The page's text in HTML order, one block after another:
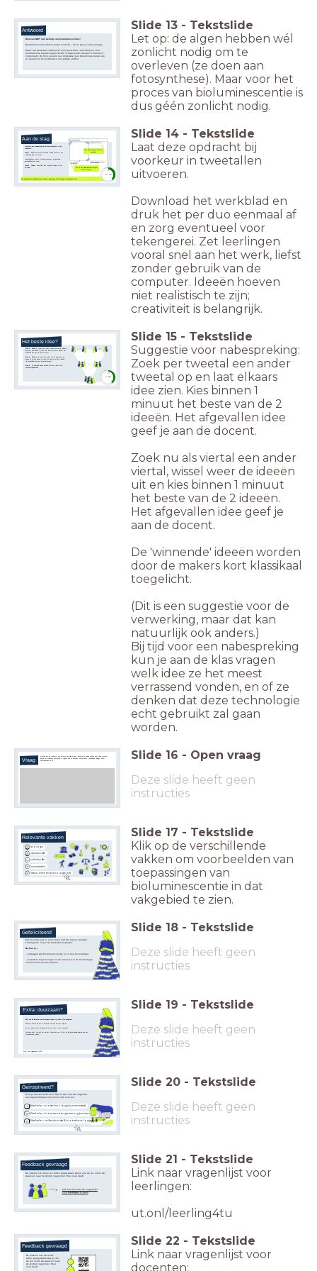
Antwoord
Wat kan NIET met behulp van bioluminescentie?
Bioluminescentie werkt zonder zonlicht – het is geen zonne-energie.
Maar: het wordt wel onderzocht voor duurzame verlichting en voor
biomedische toepassingen (zoals lichtgevende tumoren in medisch
onderzoek). Bij het zuiveren van drinkwater kan bioluminescentie een
rol spelen bij het ontdekken van giftige stoffen.
Slide 13 - Tekstslide
Let op: de algen hebben wél
zonlicht nodig om te
overleven (ze doen aan
fotosynthese). Maar voor het
proces van bioluminescentie is
dus géén zonlicht nodig.
Aan de slag
Ontwerp een toepassing van bioluminescentie in de
toekomst.
Stap 1 - Vormeen tweetal en kies in welke context je een
toepassing gaat ontwerpen:
stad/openbare ruimte, mode/accessoires, wetenschap,
gezondheidszorg, kunst.
Stap 2 - Teken
/ beschrijf je idee (volg de stappen op het
werkblad).
Wat is het bioluminescente aspect
van je ontwerp?
Voor welk probleem is dit een
oplossing?
Het ingevulde werkblad moet zonder mondelinge toelichting te begrijpen zijn!
12:00
Slide 14 - Tekstslide
Laat deze opdracht bij
voorkeur in tweetallen
uitvoeren.
Download het werkblad en
druk het per duo eenmaal af
en zorg eventueel voor
tekengerei. Zet leerlingen
vooral snel aan het werk, liefst
zonder gebruik van de
computer. Ideeën hoeven
niet realistisch te zijn;
creativiteit is belangrijk.
Het beste idee?
Stap 3 - Zoekper tweetal een ander tweetal op en laat elkaars
idee zien. Kies binnen 1 minuut het beste van de 2 ideeën. Het
afgevallen idee geef je aan de docent.
Stap 4 - Zoeknu als viertal een ander viertal, wissel weer de
ideeën uit en kies binnen 1 minuut het beste van de 2 ideeën.
Het afgevallen idee geef je aan de docent.
Stap 5
- De 'winnende' ideeën worden door de makers kort
klassikaaltoegelicht.
Slide 15 - Tekstslide
Suggestie voor nabespreking:
Zoek per tweetal een ander
tweetal op en laat elkaars
idee zien. Kies binnen 1
minuut het beste van de 2
ideeën. Het afgevallen idee
geef je aan de docent.
Zoek nu als viertal een ander
viertal, wissel weer de ideeën
uit en kies binnen 1 minuut
het beste van de 2 ideeën.
Het afgevallen idee geef je
aan de docent.
De 'winnende' ideeën worden
door de makers kort klassikaal
toegelicht.
(Dit is een suggestie voor de
verwerking, maar dat kan
natuurlijk ook anders.)
Bij tijd voor een nabespreking
kun je aan de klas vragen
welk idee ze het meest
verrassend vonden, en of ze
denken dat deze technologie
echt gebruikt zal gaan
worden.
Vraag
Stel dat je in de toekomst zo'n ontwerp zou willen maken. Welk vak of welke vakken zou je dan moeten
kiezen om voldoende voorkennis te krijgen? Kies uit wiskunde, natuurkunde, scheikunde, biologie, kunst,
aardrijkskunde en nlt.
Slide 16 - Open vraag
Deze slide heeft geen
instructies
Relevante vakken
biologie
natuurkunde
scheikunde
kunstvakken
natuur, leven en technologie (nlt)
Slide 17 - Tekstslide
Klik op de verschillende
vakken om voorbeelden van
toepassingen van
bioluminescentie in dat
vakgebied te zien.
Gefeliciteerd!
Een levende jurk is misschien niet het meest handige
kledingstuk, maar het biedt wel inspiratie.
Nu kun je...
...uitleggen wat bioluminescentie is en hoe het ontstaat.
...meerdere toepassingen in de natuur en in de technologie
of kunst hiervan beschrijven.
Slide 18 - Tekstslide
Deze slide heeft geen
instructies
Extra: duurzaam?
84% van de koralen waarin algen wonen zijn door hitte aangetast.
Waarom komen we niet uit onze luie stoel van dit soort cijfers?
Zou het helpen als we die algenjurk één voor één mochten passen?
Misschien heeft zo'n jurk die ons laat stralen wel meer effect op klimaatvriendelijk gedrag dan een
zorgwekkende grafiek....
Bron: Van Wijngaarden (2025)
Slide 19 - Tekstslide
Deze slide heeft geen
instructies
Geïnspireerd?
Vond je dit een leuke les? Dan is één van de volgende
vervolgopleidingen misschien iets voor jou.
Bachelor biotechnologie (universiteit)
Bachelor bioscience engineering (universiteit)
Bachelor milieukunde & biotechnologie (hbo)
Slide 20 - Tekstslide
Deze slide heeft geen
instructies
De makers van deze les willen graag weten wat je van de les vond. Ga
daarvoor naar de (korte) vragenlijst. Heel veel dank!
Feedback gevraagd
Klik hier om naar de vragenlijst
voorleerlingente gaan
Slide 21 - Tekstslide
Link naar vragenlijst voor
leerlingen:
ut.onl/leerling4tu
De makers van deze les
willen graag weten wat je van
de les vond. Ga daarvoor naar
de (korte) vragenlijst. Heel
veel dank!
Feedback gevraagd
ut.onl/docent4tu
Slide 22 - Tekstslide
Link naar vragenlijst voor
docenten: